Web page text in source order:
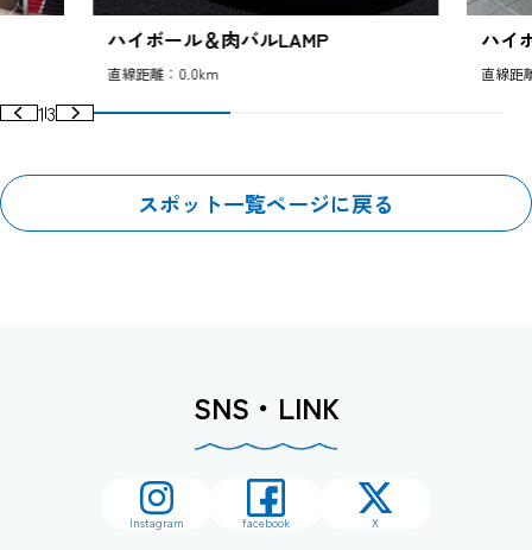
ハイボール＆肉バルLAMP
直線距離：0.0km
ハイ
直線距
13
スポット一覧ページに戻る
SNS・LINK
Instagram facebook X